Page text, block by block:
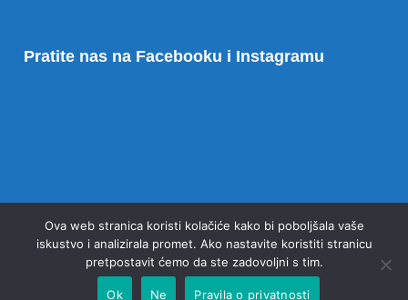
Pratite nas na Facebooku i Instagramu
© 2020 Gornjogradska gimnazija Zagreb
Ova web stranica koristi kolačiće kako bi poboljšala vaše
iskustvo i analizirala promet. Ako nastavite koristiti stranicu
pretpostavit ćemo da ste zadovoljni s tim.
Ok Ne Pravila o privatnosti